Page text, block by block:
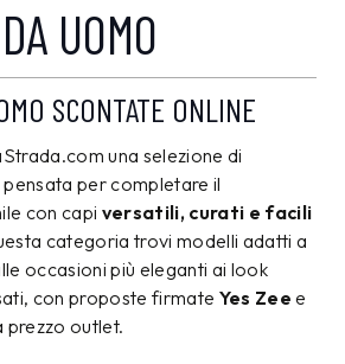
UOMO
SCONTATE ONLINE
una selezione di
pensata per completare il
con capi versatili, curati e facili
categoria trovi modelli adatti a
occasioni più eleganti ai look
con proposte firmate Yes Zee e
prezzo outlet.